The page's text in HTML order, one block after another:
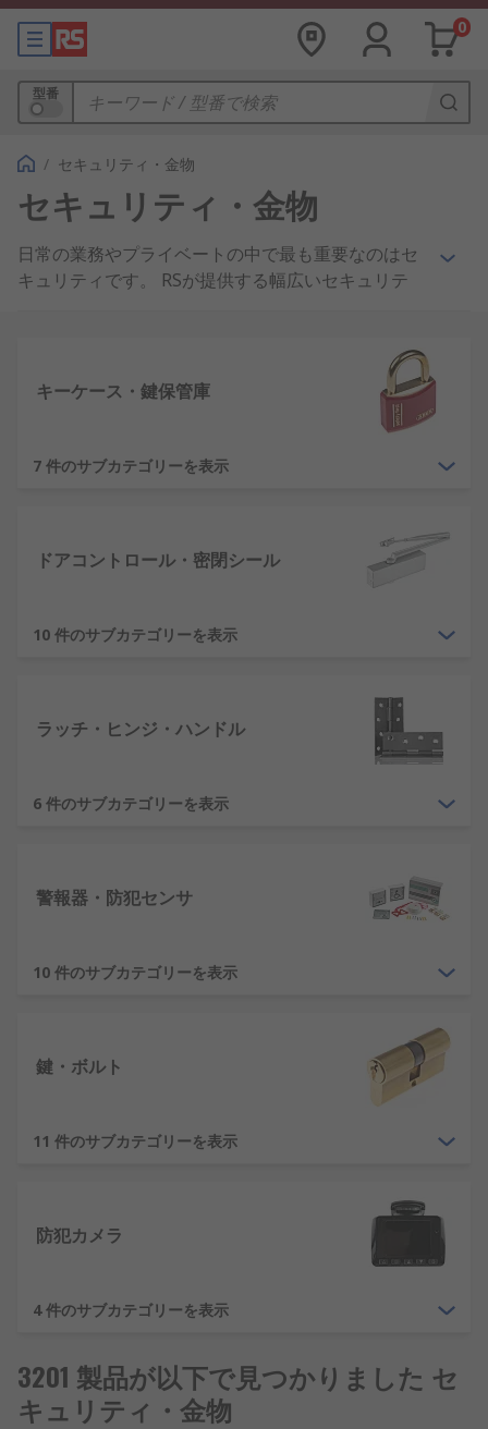
0
型番
/ セキュリティ・金物
セキュリティ・金物
日常の業務やプライベートの中で最も重要なのはセ
キュリティです。 RSが提供する幅広いセキュリテ
アラームシステム–さまざまなアラームオプショ
ン、たとえばシンプルなシングルゾーン、 拡張可能
なマルチゾーンおよびパーソナルアラームなどの、
弊社の製品範囲はあらゆる用途に対応しています。
キュリティシステムを実現します。 PIR センサは、
ドアと窓のセンサと併せて追加でき、施設の保護を
手動ドア制御によるアクセス制御、電気ドアストラ
CCTV システム –安全で確実な環境を構築するに
は、弊社の CCTV システムアクセサリと組み合わせ
る CCTV カメラのシリーズが重要です。 住宅でも商
の映像を確実に撮影して確認できます。さらに、シ
ステム内のカメラをライブ表示するための CCTV モ
も、 弊社の製品群は、お客様のあらゆるニーズを満
たすソリューションを提供します。 引き出しやワー
ドローブに適したコンパクトな金庫も大型の自立式
金庫も両方ご用意しています。 小型の鍵用保管庫も
あります。
金物類は幅広い製品群をカバーし、 弊社では、さま
やスペア部品を提供しています。
RS の金具では、取っ手からヒンジまで、また簡単
な内部ドアの吊り下げから産業用の防火扉まで、さ
まざまな側面をカバーしています。 弊社の取っ手製
キーケース・鍵保管庫
7 件のサブカテゴリーを表示
ドアコントロール・密閉シール
10 件のサブカテゴリーを表示
ラッチ・ヒンジ・ハンドル
6 件のサブカテゴリーを表示
警報器・防犯センサ
10 件のサブカテゴリーを表示
鍵・ボルト
11 件のサブカテゴリーを表示
防犯カメラ
4 件のサブカテゴリーを表示
3201 製品が以下で見つかりました セ
キュリティ・金物